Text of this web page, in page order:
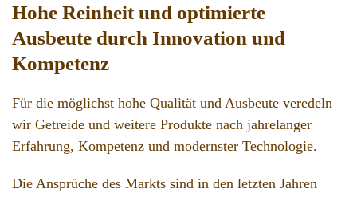
Hohe Reinheit und optimierte
Ausbeute durch Innovation und
Kompetenz
Für die möglichst hohe Qualität und Ausbeute veredeln
wir Getreide und weitere Produkte nach jahrelanger
Erfahrung, Kompetenz und modernster Technologie.
Die Ansprüche des Markts sind in den letzten Jahren